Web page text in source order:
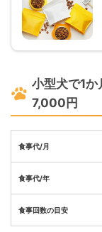
小型犬で1
7,000円
食事代/月
食事代/年
食事回数の目安